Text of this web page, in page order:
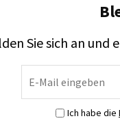
Sie sich an und
Ich habe die